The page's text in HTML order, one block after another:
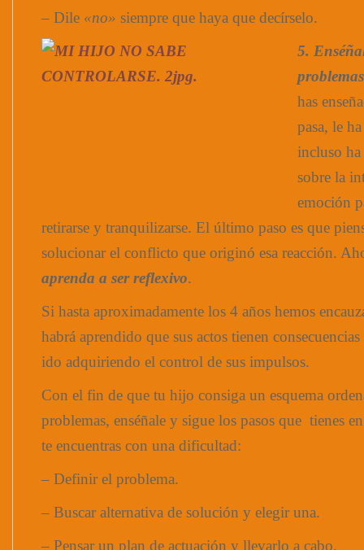
– Dile «no» siempre que haya que decírselo.
5.
has
pasa, le
incluso
sobre la
emoción
retirarse y tranquilizarse. El último paso es que
solucionar el conflicto que originó esa reacción.
aprenda a ser reflexivo.
Si hasta aproximadamente los 4 años hemos
habrá aprendido que sus actos tienen
ido adquiriendo el control de sus impulsos.
Con el fin de que tu hijo consiga un esquema
problemas, enséñale y sigue los pasos que tienes
te encuentras con una dificultad:
– Definir el problema.
– Buscar alternativa de solución y elegir una.
– Pensar un plan de actuación y llevarlo a cabo.